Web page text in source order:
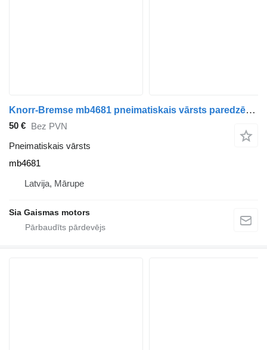
Knorr-Bremse mb4681 pneimatiskais vārsts paredzēts autobusa
50 € Bez PVN
Pneimatiskais vārsts
mb4681
Latvija, Mārupe
Sia Gaismas motors